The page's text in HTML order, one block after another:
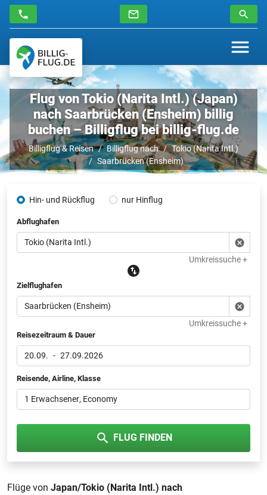
Flug von Tokio (Narita Intl.) (Japan)
nach Saarbrücken (Ensheim) billig
buchen – Billigflug bei billig-flug.de
Billigflug & Reisen Billigflug nach
Tokio (Narita Intl.)
Saarbrücken (Ensheim)
Hin- und Rückflug nur Hinflug
Abflughafen
Umkreissuche +
Zielflughafen
Umkreissuche +
Reisezeitraum & Dauer
20.09. - 27.09.2026
Reisende, Airline, Klasse
1 Erwachsener, Economy
FLUG FINDEN
Flüge von Japan/Tokio (Narita Intl.) nach